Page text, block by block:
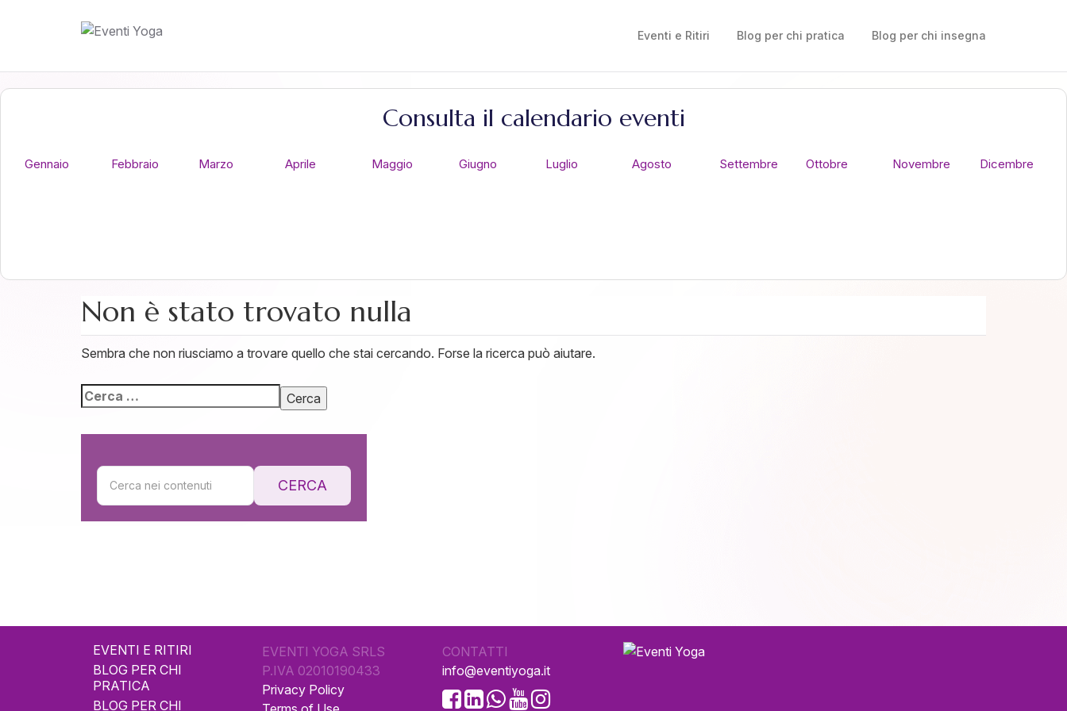
Eventi e Ritiri Blog per chi pratica Blog per chi insegna
Consulta il calendario eventi
Gennaio Febbraio Marzo Aprile Maggio Giugno Luglio Agosto Settembre Ottobre Novembre Dicembre
Non è stato trovato nulla
Sembra che non riusciamo a trovare quello che stai cercando. Forse la ricerca può aiutare.
CERCA
EVENTI E RITIRI
BLOG PER CHI
PRATICA
BLOG PER CHI
EVENTI YOGA SRLS
P.IVA 02010190433
Privacy Policy
CONTATTI
info@eventiyoga.it